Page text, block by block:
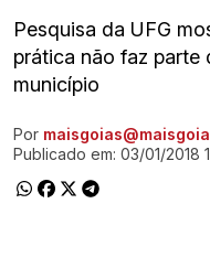
Pesquisa da UFG
prática não faz
município
Ir direto pra matéria
Por
Publicado em: 03/01/2018